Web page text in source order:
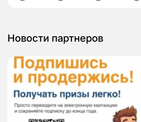
Новости партнеров